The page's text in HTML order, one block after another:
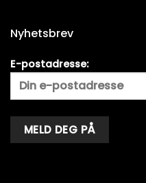
Nyhetsbrev
E-postadresse: